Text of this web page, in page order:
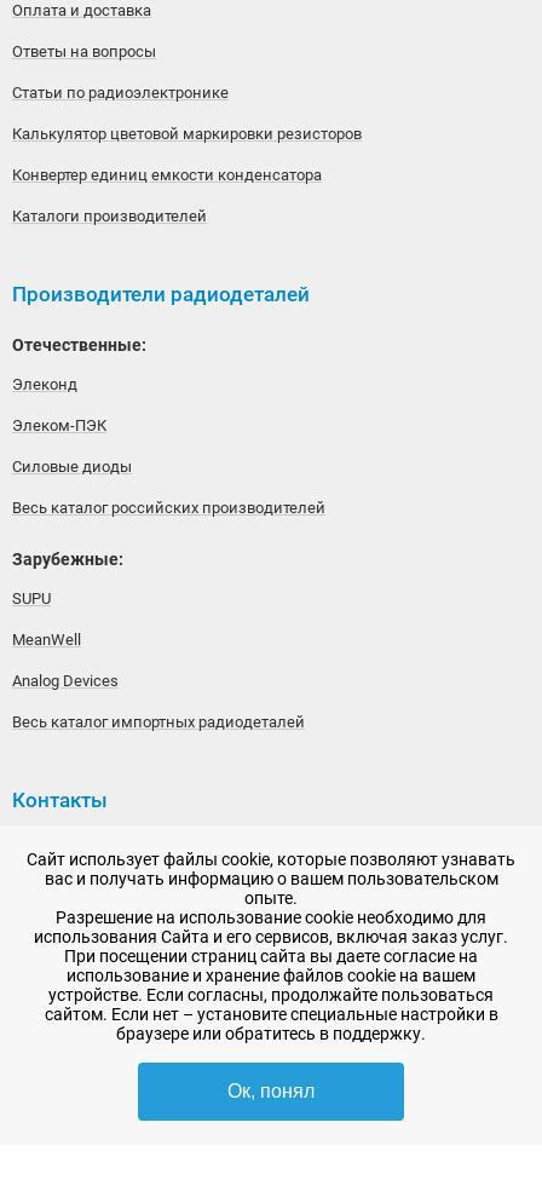
Оплата и доставка
Ответы на вопросы
Статьи по радиоэлектронике
Калькулятор цветовой маркировки резисторов
Конвертер единиц емкости конденсатора
Каталоги производителей
Производители радиодеталей
Отечественные:
Элеконд
Элеком-ПЭК
Силовые диоды
Весь каталог российских производителей
Зарубежные:
SUPU
MeanWell
Analog Devices
Весь каталог импортных радиодеталей
Контакты
192148, г. Санкт-Петербург, Железнодорожный проспект,
дом 36
+7 (812) 565-06-52
Время работы: пн-пт, 10:00 - 18:00
E-mail:sale@radioelementy.ru
2007 - 2026, ООО «РадиоЭлемент» © сайт носит информационный характер
Сайт использует файлы cookie, которые позволяют узнавать
вас и получать информацию о вашем пользовательском
опыте.
Разрешение на использование cookie необходимо для
использования Сайта и его сервисов, включая заказ услуг.
При посещении страниц сайта вы даете согласие на
использование и хранение файлов cookie на вашем
устройстве. Если согласны, продолжайте пользоваться
сайтом. Если нет – установите специальные настройки в
браузере или обратитесь в поддержку.
Ок, понял